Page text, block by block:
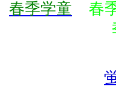
春季学童 春